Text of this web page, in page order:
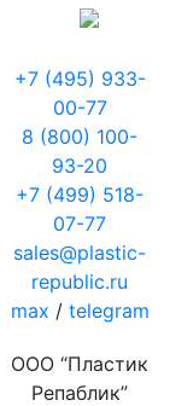
+7 (495) 933-
00-77
8 (800) 100-
93-20
+7 (499) 518-
07-77
sales@plastic-
republic.ru
max / telegram
ООО “Пластик
Репаблик”